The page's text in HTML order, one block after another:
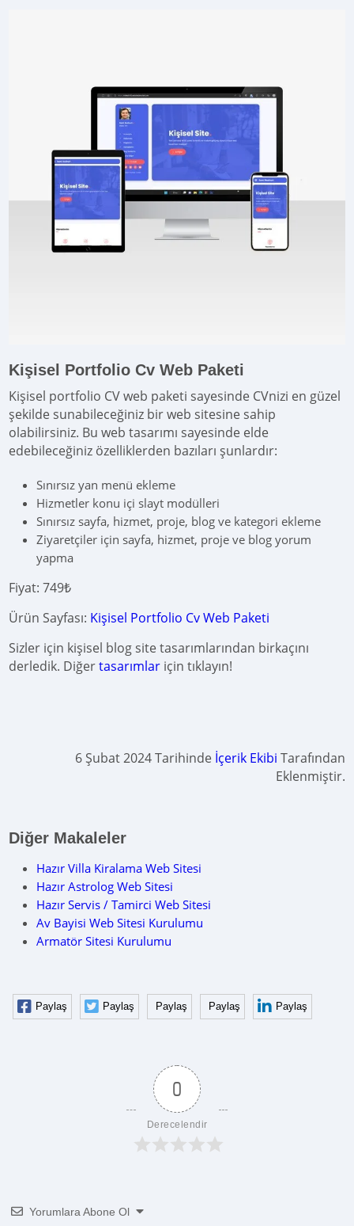
Kişisel Portfolio Cv Web Paketi
Kişisel portfolio CV web paketi sayesinde CVnizi en güzel
şekilde sunabileceğiniz bir web sitesine sahip
olabilirsiniz. Bu web tasarımı sayesinde elde
edebileceğiniz özelliklerden bazıları şunlardır:
Sınırsız yan menü ekleme
Hizmetler konu içi slayt modülleri
Sınırsız sayfa, hizmet, proje, blog ve kategori ekleme
Ziyaretçiler için sayfa, hizmet, proje ve blog yorum
yapma
Fiyat: 749₺
Ürün Sayfası: Kişisel Portfolio Cv Web Paketi
Sizler için kişisel blog site tasarımlarından birkaçını
derledik. Diğertasarımlar için tıklayın!
6 Şubat 2024 Tarihinde İçerik Ekibi Tarafından
Eklenmiştir.
Diğer Makaleler
Hazır Villa Kiralama Web Sitesi
Hazır Astrolog Web Sitesi
Hazır Servis / Tamirci Web Sitesi
Av Bayisi Web Sitesi Kurulumu
Armatör Sitesi Kurulumu
Paylaş Paylaş Paylaş Paylaş Paylaş
0
Derecelendir
Yorumlara Abone Ol